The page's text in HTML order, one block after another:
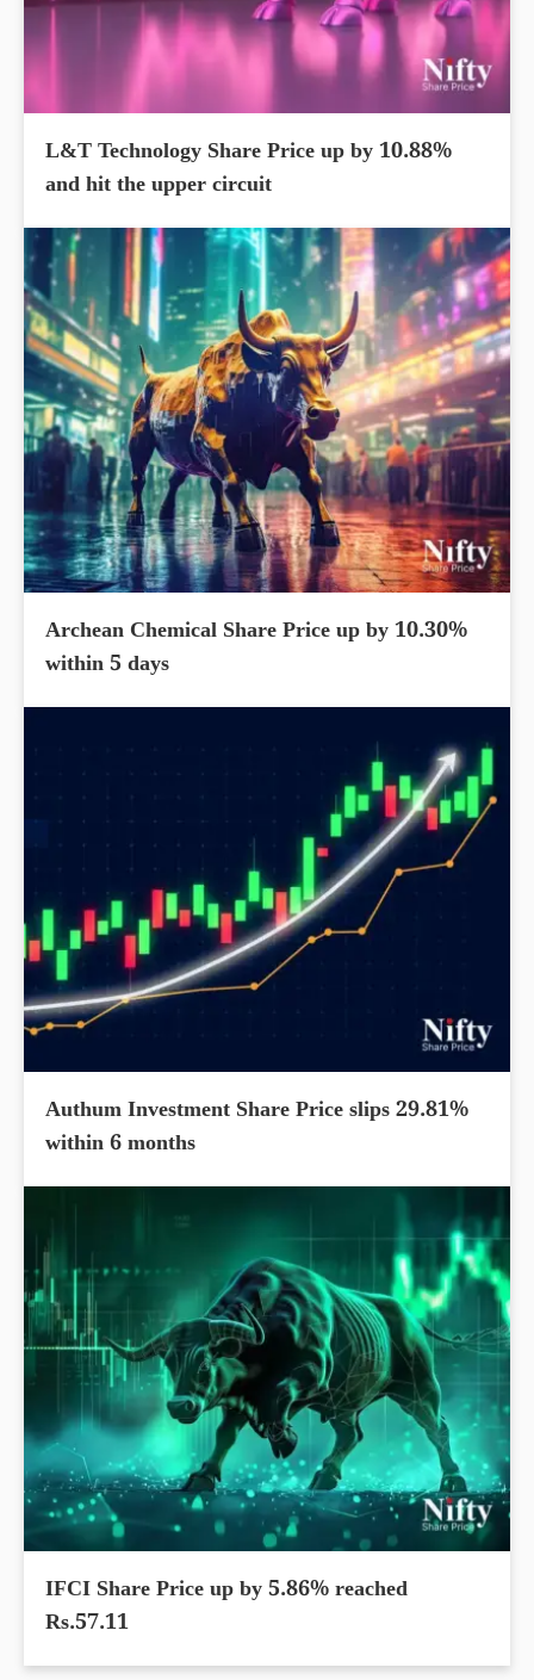
L&T Technology Share Price up by 10.88%
and hit the upper circuit
Archean Chemical Share Price up by 10.30%
within 5 days
Authum Investment Share Price slips 29.81%
within 6 months
IFCI Share Price up by 5.86% reached
Rs.57.11